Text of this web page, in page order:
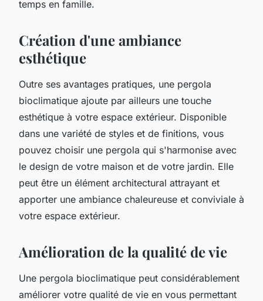
temps en famille.
Création d'une ambiance
esthétique
Outre ses avantages pratiques, une pergola
bioclimatique ajoute par ailleurs une touche
esthétique à votre espace extérieur. Disponible
dans une variété de styles et de finitions, vous
pouvez choisir une pergola qui s'harmonise avec
le design de votre maison et de votre jardin. Elle
peut être un élément architectural attrayant et
apporter une ambiance chaleureuse et conviviale à
votre espace extérieur.
Amélioration de la qualité de vie
Une pergola bioclimatique peut considérablement
améliorer votre qualité de vie en vous permettant